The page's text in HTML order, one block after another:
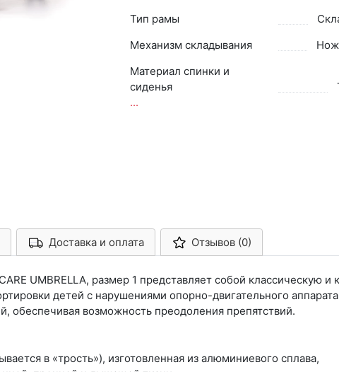
Тип рамы
Механизм складывания
Материал спинки и
сиденья
...
Арконт-Мед Доставка и оплата Отзывов (0)
UMBRELLA, размер 1 представляет собой классическую
детей с нарушениями опорно-двигательного
обеспечивая возможность преодоления препятствий.
в «трость»), изготовленная из алюминиевого сплава,